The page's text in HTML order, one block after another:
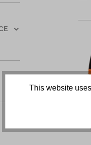
This website